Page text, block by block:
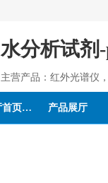
水分析试剂
主营产品：红外光谱仪
pa旗舰厅首页的介绍 产品展厅